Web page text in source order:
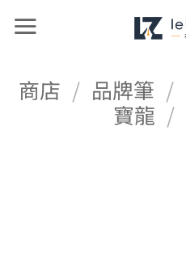
商店 / 品牌筆 /
寶龍 /